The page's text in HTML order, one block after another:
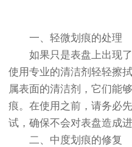
一、轻微划痕的处理
如果只是表盘上出现了
使用专业的清洁剂轻轻擦
属表面的清洁剂，它们能
痕。在使用之前，请务必
试，确保不会对表盘造成进
二、中度划痕的修复